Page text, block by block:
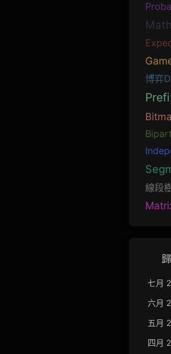
Math
博弈
線段
七月
六月
五月
四月